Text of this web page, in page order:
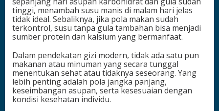
tinggi, menambah susu manis di malam hari jelas
tidak ideal. Sebaliknya, jika pola makan sudah
terkontrol, susu tanpa gula tambahan bisa menjadi
sumber protein dan kalsium yang bermanfaat.
Dalam pendekatan gizi modern, tidak ada satu pun
makanan atau minuman yang secara tunggal
menentukan sehat atau tidaknya seseorang. Yang
lebih penting adalah pola jangka panjang,
keseimbangan asupan, serta kesesuaian dengan
kondisi kesehatan individu.